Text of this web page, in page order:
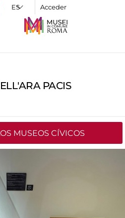
Acceder
PACIS
MUSEOS CÍVICOS